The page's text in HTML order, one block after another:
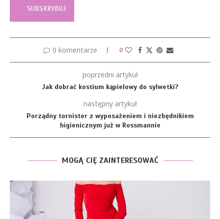
0 komentarze 0
poprzedni artykuł
Jak dobrać kostium kąpielowy do sylwetki?
następny artykuł
Porządny tornister z wyposażeniem i niezbędnikiem
higienicznym już w Rossmannie
MOGĄ CIĘ ZAINTERESOWAĆ